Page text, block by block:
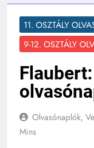
11. OSZTÁLY
9-12. OSZTÁLY
Olvasónaplók,
Mins